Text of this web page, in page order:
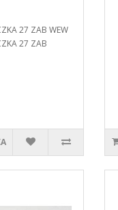
27 ZAB WEW
27 ZAB